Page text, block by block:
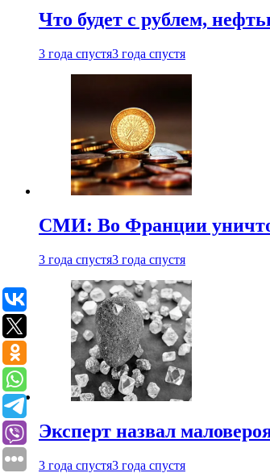
Что будет с рублем,
3 года спустя3 года спустя
СМИ: Во Франции
3 года спустя3 года спустя
Эксперт назвал
3 года спустя3 года спустя